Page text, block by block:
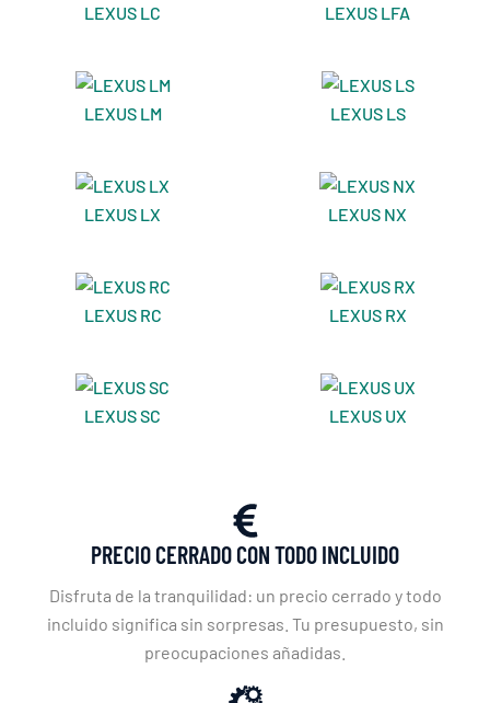
LEXUS LC LEXUS LFA
LEXUS LM LEXUS LS
LEXUS LX LEXUS NX
LEXUS RC LEXUS RX
LEXUS SC LEXUS UX
PRECIO CERRADO CON TODO INCLUIDO
Disfruta de la tranquilidad: un precio cerrado y todo
incluido significa sin sorpresas. Tu presupuesto, sin
preocupaciones añadidas.